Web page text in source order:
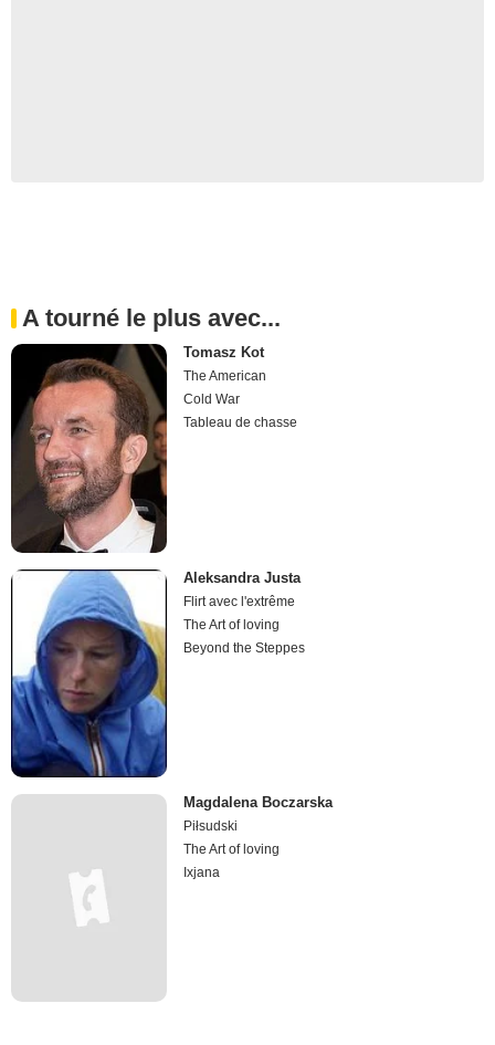
A tourné le plus avec...
Tomasz Kot
The American
Cold War
Tableau de chasse
Aleksandra Justa
Flirt avec l'extrême
The Art of loving
Beyond the Steppes
Magdalena Boczarska
Piłsudski
The Art of loving
Ixjana